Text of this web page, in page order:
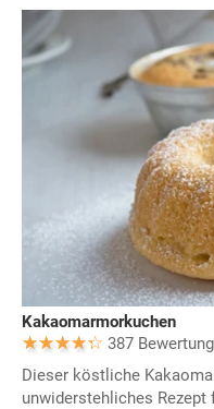
Kakaomarmorkuchen
387
Dieser köstliche
unwiderstehliches Rezept